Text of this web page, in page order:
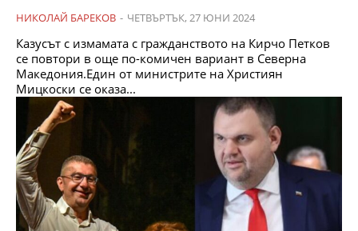
НИКОЛАЙ БАРЕКОВ - ЧЕТВЪРТЪК, 27 ЮНИ 2024
Казусът с измамата с гражданството на Кирчо Петков
се повтори в още по-комичен вариант в Северна
Македония.Един от министрите на Християн
Мицкоски се оказа...